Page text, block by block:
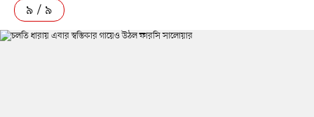
৯ / ৯